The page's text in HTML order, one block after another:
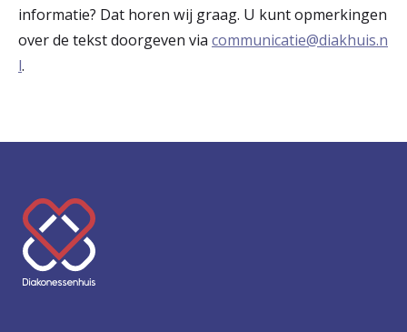
informatie? Dat horen wij graag. U kunt opmerkingen
over de tekst doorgeven via communicatie@diakhuis.n
l.
K
e
e